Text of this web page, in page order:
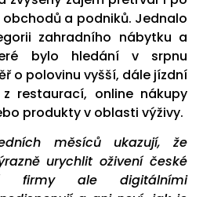
a podniků. Jednalo
zahradního nábytku a
bylo hledání v srpnu
o polovinu vyšší, dále jízdní
restaurací, online nákupy
produkty v oblasti výživy.
měsíců ukazují, že
urychlit oživení české
firmy ale digitálními